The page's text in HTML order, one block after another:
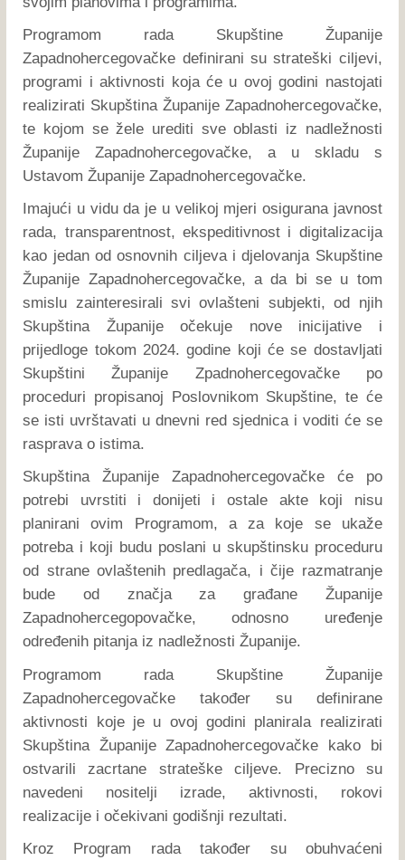
Programom rada Skupštine Županije
Zapadnohercegovačke definirani su strateški ciljevi,
programi i aktivnosti koja će u ovoj godini nastojati
realizirati Skupština Županije Zapadnohercegovačke,
te kojom se žele urediti sve oblasti iz nadležnosti
Županije Zapadnohercegovačke, a u skladu s
Ustavom Županije Zapadnohercegovačke.
Imajući u vidu da je u velikoj mjeri osigurana javnost
rada, transparentnost, ekspeditivnost i digitalizacija
kao jedan od osnovnih ciljeva i djelovanja Skupštine
Županije Zapadnohercegovačke, a da bi se u tom
smislu zainteresirali svi ovlašteni subjekti, od njih
Skupština Županije očekuje nove inicijative i
prijedloge tokom 2024. godine koji će se dostavljati
Skupštini Županije Zpadnohercegovačke po
proceduri propisanoj Poslovnikom Skupštine, te će
se isti uvrštavati u dnevni red sjednica i voditi će se
rasprava o istima.
Skupština Županije Zapadnohercegovačke će po
potrebi uvrstiti i donijeti i ostale akte koji nisu
planirani ovim Programom, a za koje se ukaže
potreba i koji budu poslani u skupštinsku proceduru
od strane ovlaštenih predlagača, i čije razmatranje
bude od značja za građane Županije
Zapadnohercegopovačke, odnosno uređenje
određenih pitanja iz nadležnosti Županije.
Programom rada Skupštine Županije
Zapadnohercegovačke također su definirane
aktivnosti koje je u ovoj godini planirala realizirati
Skupština Županije Zapadnohercegovačke kako bi
ostvarili zacrtane strateške ciljeve. Precizno su
navedeni nositelji izrade, aktivnosti, rokovi
realizacije i očekivani godišnji rezultati.
Kroz Program rada također su obuhvaćeni